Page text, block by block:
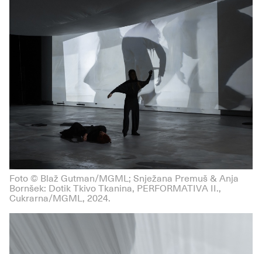
Foto © Blaž Gutman/MGML; Snježana Premuš & Anja
Bornšek: Dotik Tkivo Tkanina, PERFORMATIVA II.,
Cukrarna/MGML, 2024.